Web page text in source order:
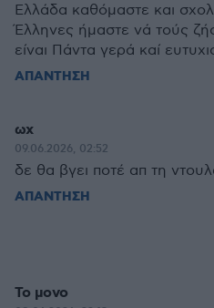
Ελλάδα καθόμαστε και
Έλληνες ήμαστε νά τούς
είναι Πάντα γερά καί
ΑΠΑΝΤΗΣΗ
ωχ
09.06.2026, 02:52
δε θα βγει ποτέ απ τη
ΑΠΑΝΤΗΣΗ
Το μονο